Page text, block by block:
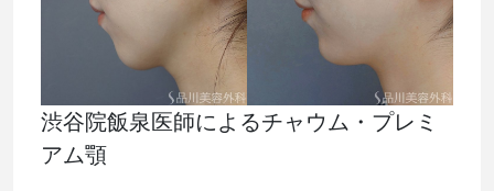
渋谷院飯泉医師によるチャウム・プレミ
アム顎